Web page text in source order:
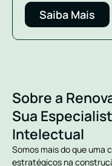
Saiba Mais
Sobre a
Sua
Intelectual
Somos mais do que uma
estratégicos na